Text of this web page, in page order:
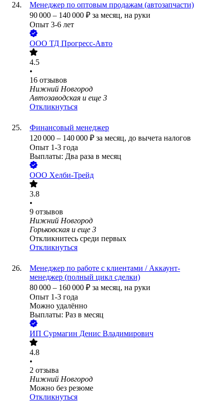
Менеджер по оптовым продажам (автозапчасти)
90 000 – 140 000 ₽ за месяц, на руки
Опыт 3-6 лет
ООО ТД Прогресс-Авто
4.5
•
16 отзывов
Нижний Новгород
Автозаводская и еще 3
Откликнуться
Финансовый менеджер
120 000 – 140 000 ₽ за месяц, до вычета налогов
Опыт 1-3 года
Выплаты: Два раза в месяц
ООО Хелби-Трейд
3.8
•
9 отзывов
Нижний Новгород
Горьковская и еще 3
Откликнитесь среди первых
Откликнуться
Менеджер по работе с клиентами / Аккаунт-
менеджер (полный цикл сделки)
80 000 – 160 000 ₽ за месяц, на руки
Опыт 1-3 года
Можно удалённо
Выплаты: Раз в месяц
ИП Сурмагин Денис Владимирович
4.8
•
2 отзыва
Нижний Новгород
Можно без резюме
Откликнуться